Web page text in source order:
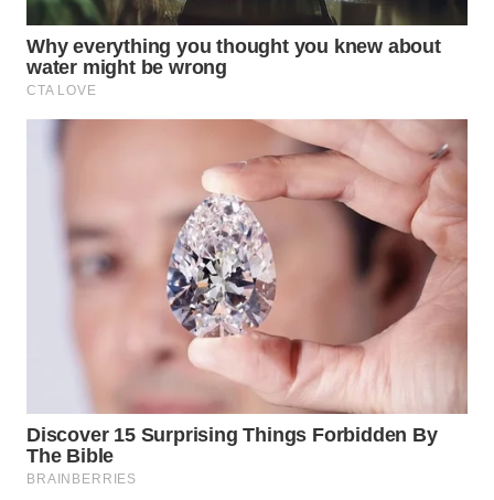
WN
TAPANULI
SELATAN
WN
LESUNG
WN
KARO
LABUHANBATU
WN
TAPANULI